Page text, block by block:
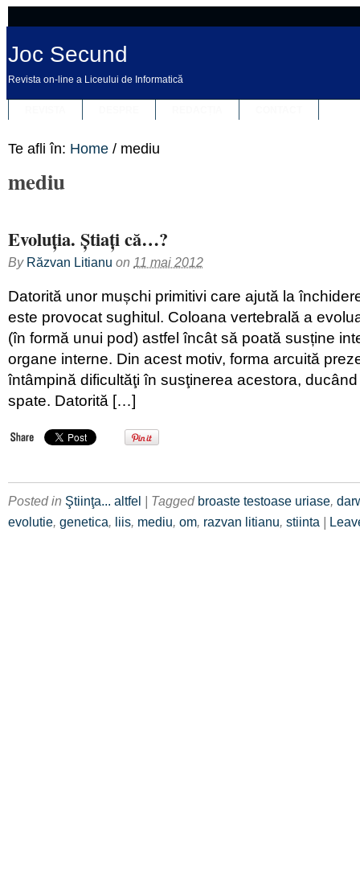
Joc Secund
Revista on-line a Liceului de Informatică
Te afli în: Home / mediu
mediu
Evoluţia. Ştiaţi că…?
By Răzvan Litianu on 11 mai 2012
Datorită unor mușchi primitivi care ajută la
este provocat sughitul. Coloana vertebrală a
(în formă unui pod) astfel încât să poată susține
organe interne. Din acest motiv, forma arcuită
întâmpină dificultăţi în susţinerea acestora,
spate. Datorită […]
Posted in Ştiinţa... altfel | Tagged broaste testoase uriase,
evolutie, genetica, liis, mediu, om, razvan litianu, stiinta |